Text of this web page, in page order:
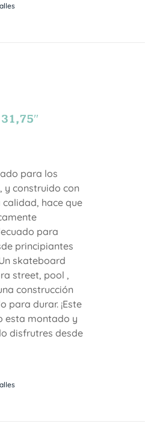
para los
y construido con
hace que
para
principiantes
skateboard
street, pool ,
construcción
para durar. ¡Este
esta montado y
disfrutres desde